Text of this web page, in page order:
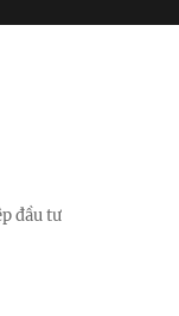
đầu tư